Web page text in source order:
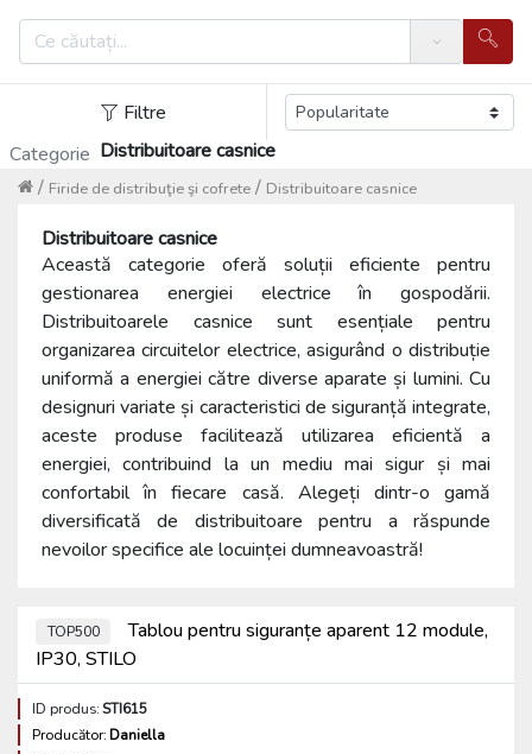
Search
Filtre
Categorie Distribuitoare casnice
Distribuitoare casnice
/
Firide de distribuţie şi cofrete
/
Distribuitoare casnice
Această categorie oferă soluții eficiente pentru
gestionarea energiei electrice în gospodării.
Distribuitoarele casnice sunt esențiale pentru
organizarea circuitelor electrice, asigurând o distribuție
uniformă a energiei către diverse aparate și lumini. Cu
designuri variate și caracteristici de siguranță integrate,
aceste produse facilitează utilizarea eficientă a
energiei, contribuind la un mediu mai sigur și mai
confortabil în fiecare casă. Alegeți dintr-o gamă
diversificată de distribuitoare pentru a răspunde
nevoilor specifice ale locuinței dumneavoastră!
TOP500
Tablou pentru siguranțe aparent 12 module,
IP30, STILO
ID produs:STI615
Producător:Daniella